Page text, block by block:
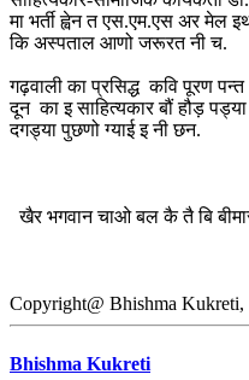
मा भर्ती ह्वेन त एस.एम.एस अर मेल
कि अस्पताल आणो जरूरत नी च.
गढ़वाली का प्रसिद्ध कवि पूरण
दून का इ साहित्यकार बौं हौड़
दगड्या पुछणो ग्याई इ नी छन.
खैर भगवान चाओ बल कै तै बि
Copyright@ Bhishma Kukreti,
Bhishma Kukreti